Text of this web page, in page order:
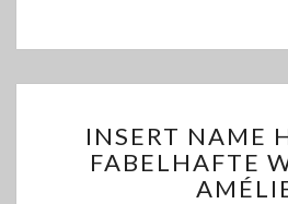
DIE
INSERT NAME
FABELHAFTE